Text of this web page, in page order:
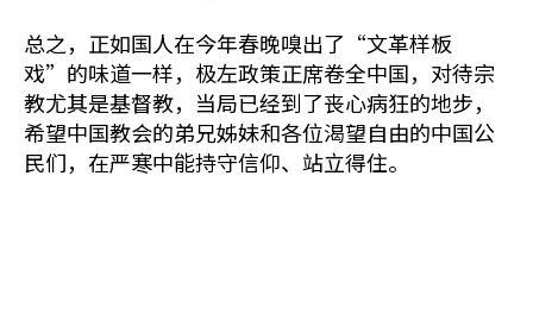
总之，正如国人在今年春晚嗅出了“文革样板
戏”的味道一样，极左政策正席卷全中国，对待宗
教尤其是基督教，当局已经到了丧心病狂的地步，
希望中国教会的弟兄姊妹和各位渴望自由的中国公
民们，在严寒中能持守信仰、站立得住。